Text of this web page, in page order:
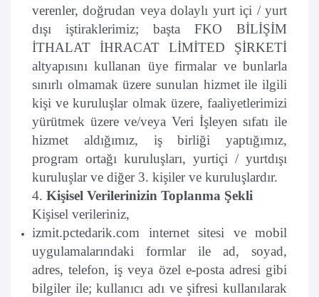
verenler, doğrudan veya dolaylı yurt içi / yurt
dışı iştiraklerimiz; başta FKO BİLİŞİM
İTHALAT İHRACAT LİMİTED ŞİRKETİ
altyapısını kullanan üye firmalar ve bunlarla
sınırlı olmamak üzere sunulan hizmet ile ilgili
kişi ve kuruluşlar olmak üzere, faaliyetlerimizi
yürütmek üzere ve/veya Veri İşleyen sıfatı ile
hizmet aldığımız, iş birliği yaptığımız,
program ortağı kuruluşları, yurtiçi / yurtdışı
kuruluşlar ve diğer 3. kişiler ve kuruluşlardır.
4. Kişisel Verilerinizin Toplanma Şekli
Kişisel verileriniz,
izmit.pctedarik.com internet sitesi ve mobil
uygulamalarındaki formlar ile ad, soyad,
adres, telefon, iş veya özel e-posta adresi gibi
bilgiler ile; kullanıcı adı ve şifresi kullanılarak